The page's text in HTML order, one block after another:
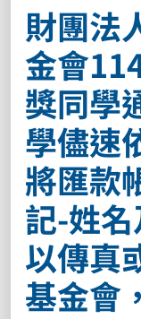
財團法
金會
獎同學
學儘速
將匯款
記-姓
以傳真
基金會